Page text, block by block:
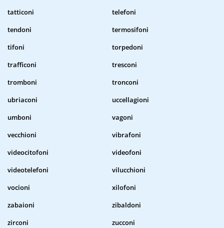
tatticoni
telefoni
tendoni
termosifoni
tifoni
torpedoni
trafficoni
tresconi
tromboni
tronconi
ubriaconi
uccellagioni
umboni
vagoni
vecchioni
vibrafoni
videocitofoni
videofoni
videotelefoni
vilucchioni
vocioni
xilofoni
zabaioni
zibaldoni
zirconi
zucconi